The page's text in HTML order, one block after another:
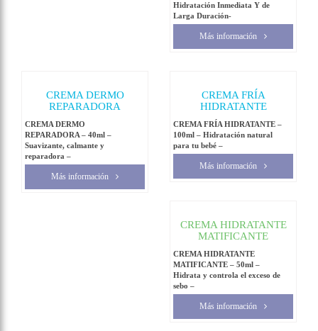
Hidratación Inmediata Y de
Larga Duración-
Más información
CREMA DERMO
REPARADORA
CREMA DERMO
REPARADORA – 40ml –
Suavizante, calmante y
reparadora –
Más información
CREMA FRÍA
HIDRATANTE
CREMA FRÍA HIDRATANTE –
100ml – Hidratación natural
para tu bebé –
Más información
CREMA HIDRATANTE
MATIFICANTE
CREMA HIDRATANTE
MATIFICANTE – 50ml –
Hidrata y controla el exceso de
sebo –
Más información